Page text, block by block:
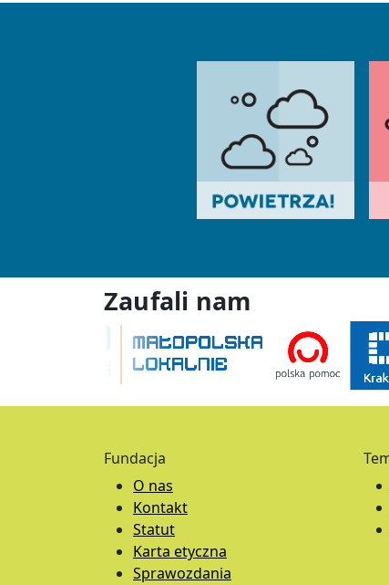
Zaufali nam
Fundacja
O nas
Kontakt
Statut
Karta etyczna
Sprawozdania